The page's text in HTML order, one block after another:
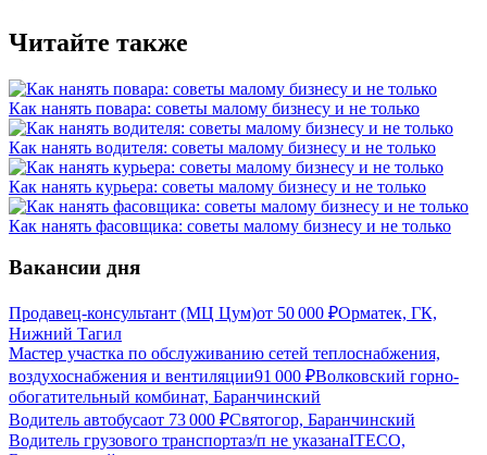
Читайте также
Как нанять повара: советы малому бизнесу и не только
Как нанять водителя: советы малому бизнесу и не только
Как нанять курьера: советы малому бизнесу и не только
Как нанять фасовщика: советы малому бизнесу и не только
Вакансии дня
Продавец-консультант (МЦ Цум)от 50 000 ₽Орматек, ГК,
Нижний Тагил
Мастер участка по обслуживанию сетей теплоснабжения,
воздухоснабжения и вентиляции91 000 ₽Волковский горно-
обогатительный комбинат, Баранчинский
Водитель автобусаот 73 000 ₽Святогор, Баранчинский
Водитель грузового транспортаз/п не указанаITECO,